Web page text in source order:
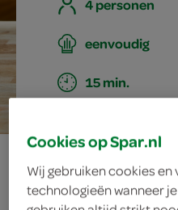
4 personen
eenvoudig
15 min.
Cookies op Spar.nl
Wij gebruiken cookies en
technologieën wanneer